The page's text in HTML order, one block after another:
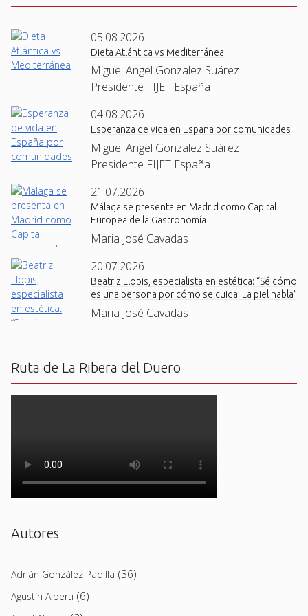
05.08.2026
Dieta Atlántica vs Mediterránea
Miguel Angel Gonzalez Suárez ·
Presidente FIJET España
04.08.2026
Esperanza de vida en España por comunidades
Miguel Angel Gonzalez Suárez ·
Presidente FIJET España
21.07.2026
Málaga se presenta en Madrid como Capital
Europea de la Gastronomía
Maria José Cavadas
20.07.2026
Beatriz Llopis, especialista en estética: “Sé cómo
es una persona por cómo se cuida. La piel habla”
Maria José Cavadas
Ruta de La Ribera del Duero
Autores
Adrián González Padilla (36)
Agustín Alberti (6)